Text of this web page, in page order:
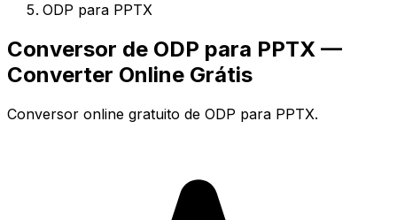
ODP para PPTX
Conversor de ODP para PPTX —
Converter Online Grátis
Conversor online gratuito de ODP para PPTX.